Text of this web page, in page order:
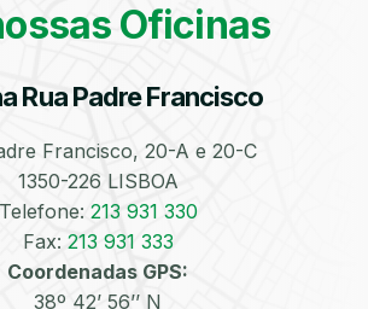
Oficinas
Rua Padre Francisco
Francisco, 20-A e 20-C
1350-226 LISBOA
Telefone: 213 931 330
Fax: 213 931 333
Coordenadas GPS:
38º 42’ 56’’ N
Higienização e
Automóvel